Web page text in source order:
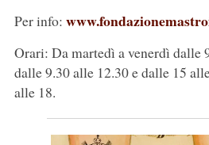
Per info:
Orari: Da martedì a venerdì dalle
dalle 9.30 alle 12.30 e dalle 15
alle 18.